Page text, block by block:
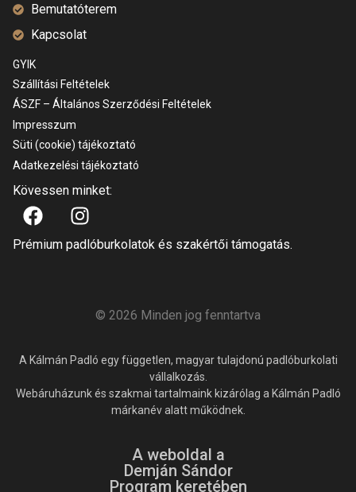
Bemutatóterem
Kapcsolat
GYIK
Szállítási Feltételek
ÁSZF – Általános Szerződési Feltételek
Impresszum
Süti (cookie) tájékoztató
Adatkezelési tájékoztató
Kövessen minket:
Prémium padlóburkolatok és szakértői támogatás.
© 2026 Minden jog fenntartva
A Kálmán Padló egy független, magyar tulajdonú padlóburkolati
vállalkozás.
Webáruházunk és szakmai tartalmaink kizárólag a Kálmán Padló
márkanév alatt működnek.
A weboldal a
Demján Sándor
Program keretében